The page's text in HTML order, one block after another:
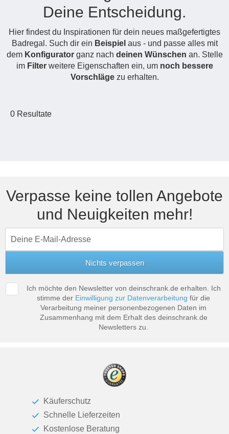
Massivholzschrank
Hängeschrank
Hängeboard
TV-Möbel
aus
Massivholz
Badezimmerschrank
Spiegelschrank
Doppelbett
Polstermöbel
Sofa
Ecksofa
Sessel
Outdoor-
Outdoorküche
Produktlinie
Selection
Deine Entscheidung.
Hier findest du Inspirationen für dein neues maßgefertigtes
Badregal. Such dir ein Beispiel aus - und passe alles mit
dem Konfiguratorganz nach deinen Wünschen an. Stelle
im Filterweitere Eigenschaften ein, um noch bessere
Vorschlägezu erhalten.
0 Resultate
Verpasse keine tollen Angebote
und Neuigkeiten mehr!
Ich möchte den Newsletter von deinschrank.de erhalten. Ich
stimme der Einwilligung zur Datenverarbeitung für die
Verarbeitung meiner personenbezogenen Daten im
Zusammenhang mit dem Erhalt des deinschrank.de
Newsletters zu.
Käuferschutz
Schnelle Lieferzeiten
Kostenlose Beratung
Fronten renovieren
Für Dachschrägen
Hängeboards
Massivholz-Schränke & -Regale
Sideboards
Sofas & Schlafsofas
Tische & Bänke
Wandboards
White Living